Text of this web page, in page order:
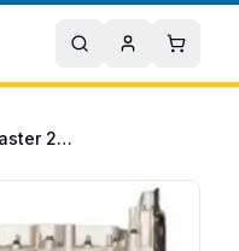
Sök Mitt konto
Motor till Renault Master 2014/09- 2.3 dCi 110 framhjulsdrift